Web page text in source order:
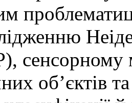
сенсорному
об’єктів